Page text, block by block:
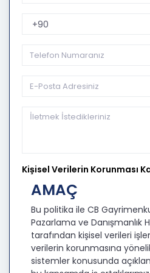
Telefon Kodu
Kişisel Verilerin Korunması
AMAÇ
Bu politika ile CB
Pazarlama ve Danışmanlık
tarafından kişisel verileri
verilerin korunmasına
sistemler konusunda